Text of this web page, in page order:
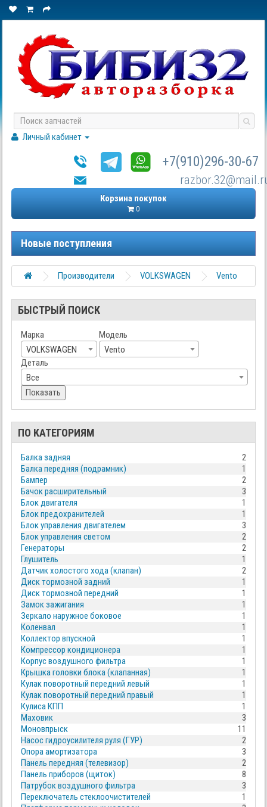
Личный кабинет
+7(910)296-30-67
Корзина покупок
0
Новые поступления
Производители VOLKSWAGEN Vento
БЫСТРЫЙ ПОИСК
Марка
VOLKSWAGEN
Модель
Vento
Деталь
Все
Показать
ПО КАТЕГОРИЯМ
Балка задняя
2
Балка передняя (подрамник)
1
Бампер
2
Бачок расширительный
3
Блок двигателя
1
Блок предохранителей
1
Блок управления двигателем
3
Блок управления светом
2
Генераторы
2
Глушитель
1
Датчик холостого хода (клапан)
2
Диск тормозной задний
1
Диск тормозной передний
1
Замок зажигания
1
Зеркало наружное боковое
1
Коленвал
1
Коллектор впускной
1
Компрессор кондиционера
1
Корпус воздушного фильтра
1
Крышка головки блока (клапанная)
1
Кулак поворотный передний левый
1
Кулак поворотный передний правый
1
Кулиса КПП
1
Маховик
3
Моновпрыск
11
Насос гидроусилителя руля (ГУР)
2
Опора амортизатора
3
Панель передняя (телевизор)
2
Панель приборов (щиток)
8
Патрубок воздушного фильтра
3
Переключатель стеклоочистителей
1